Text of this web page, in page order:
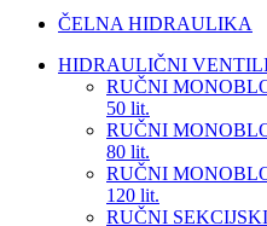
ČELNA HIDRAULIKA
HIDRAULIČNI
RUČNI
50 lit.
RUČNI
80 lit.
RUČNI
120 lit.
RUČNI